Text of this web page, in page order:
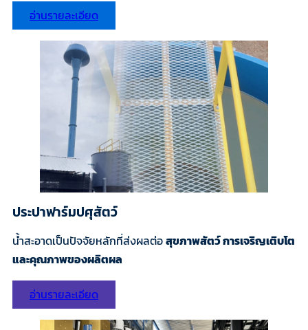
อ่านรายละเอียด
ประปาฟาร์มปศุสัตว์
น้ำสะอาดเป็นปัจจัยหลักที่ส่งผลต่อสุขภาพสัตว์ การเจริญเติบโต
และคุณภาพของผลิตผล
อ่านรายละเอียด